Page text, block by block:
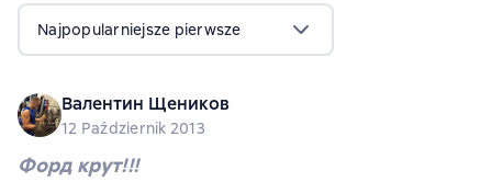
Najpopularniejsze pierwsze
Валентин Щеников
12 Październik 2013
Форд крут!!!